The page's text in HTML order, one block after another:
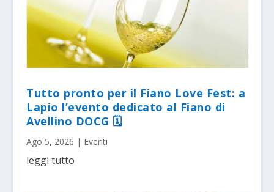
Tutto pronto per il Fiano Love Fest: a
Lapio l’evento dedicato al Fiano di
Avellino DOCG 🗓
Ago 5, 2026 | Eventi
leggi tutto